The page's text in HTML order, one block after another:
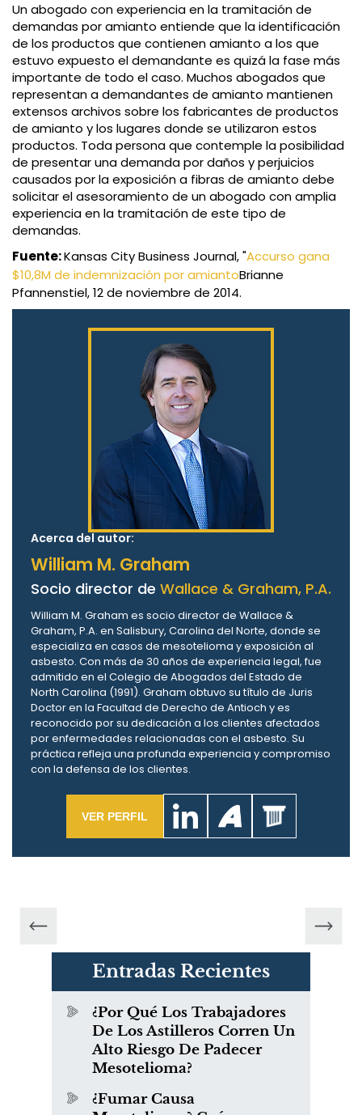
Un abogado con experiencia en la tramitación de
demandas por amianto entiende que la identificación
de los productos que contienen amianto a los que
estuvo expuesto el demandante es quizá la fase más
importante de todo el caso. Muchos abogados que
representan a demandantes de amianto mantienen
extensos archivos sobre los fabricantes de productos
de amianto y los lugares donde se utilizaron estos
productos. Toda persona que contemple la posibilidad
de presentar una demanda por daños y perjuicios
causados por la exposición a fibras de amianto debe
solicitar el asesoramiento de un abogado con amplia
experiencia en la tramitación de este tipo de
demandas.
Fuente:Kansas City Business Journal, "Accurso gana
$10,8M de indemnización por amiantoBrianne
Pfannenstiel, 12 de noviembre de 2014.
Acerca del autor:
William M. Graham
Socio director de Wallace & Graham, P.A.
William M. Graham es socio director de Wallace &
Graham, P.A. en Salisbury, Carolina del Norte, donde se
especializa en casos de mesotelioma y exposición al
asbesto. Con más de 30 años de experiencia legal, fue
admitido en el Colegio de Abogados del Estado de
North Carolina (1991). Graham obtuvo su título de Juris
Doctor en la Facultad de Derecho de Antioch y es
reconocido por su dedicación a los clientes afectados
por enfermedades relacionadas con el asbesto. Su
práctica refleja una profunda experiencia y compromiso
con la defensa de los clientes.
VER PERFIL
Entradas Recientes
¿Por Qué Los Trabajadores
De Los Astilleros Corren Un
Alto Riesgo De Padecer
Mesotelioma?
¿Fumar Causa